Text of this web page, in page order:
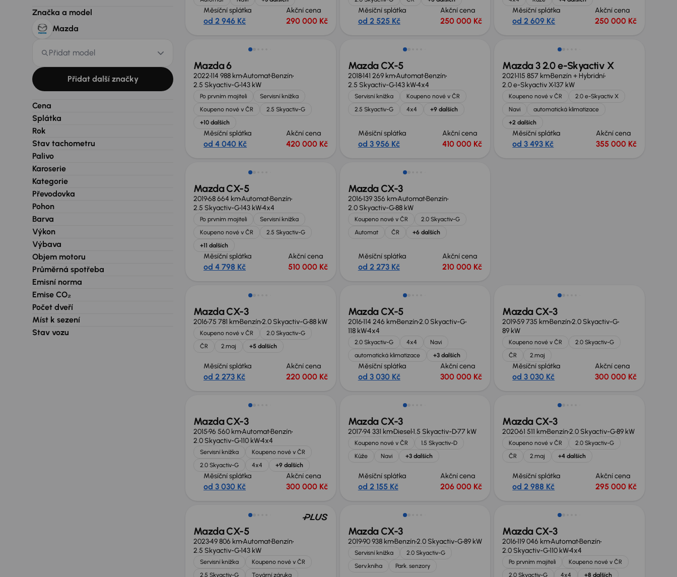
Značka a model
Mazda
Přidat model
Přidat další značky
Cena
Splátka
Rok
Stav tachometru
Palivo
Karoserie
Kategorie
Převodovka
Pohon
Barva
Výkon
Výbava
Objem motoru
Průměrná spotřeba
Emisní norma
Emise CO₂
Počet dveří
Míst k sezení
Stav vozu
Měsíční splátka
od 2 946 Kč
Akční cena
290 000 Kč
Měsíční splátka
od 2 525 Kč
Akční cena
250 000 Kč
Měsíční splátka
od 2 609 Kč
Akční cena
250 000 Kč
Zlevněno o 10 000 Kč
Mazda 6
2022114 988 kmAutomatBenzín
2.5 Skyactiv-G143 kW
Po prvním majiteli
Servisní knížka
Koupeno nové v ČR
2.5 Skyactiv-G
+10 dalších
Měsíční splátka
od 4 040 Kč
Akční cena
420 000 Kč
Mazda CX-5
2018141 269 kmAutomatBenzín
2.5 Skyactiv-G143 kW4x4
Servisní knížka
Koupeno nové v ČR
2.5 Skyactiv-G
4x4 +9 dalších
Měsíční splátka
od 3 956 Kč
Akční cena
410 000 Kč
Zlevněno o 15 000 Kč
Mazda 3 2.0 e-Skyactiv X
2021115 857 kmBenzín + Hybridní
2.0 e-Skyactiv X137 kW
Koupeno nové v ČR
2.0 e-Skyactiv X
Navi
automatická klimatizace
+2 dalších
Měsíční splátka
od 3 493 Kč
Akční cena
355 000 Kč
Zlevněno o 10 000 Kč
Mazda CX-5
201968 664 kmAutomatBenzín
2.5 Skyactiv-G143 kW4x4
Po prvním majiteli
Servisní knížka
Koupeno nové v ČR
2.5 Skyactiv-G
+11 dalších
Měsíční splátka
od 4 798 Kč
Akční cena
510 000 Kč
Zlevněno o 20 000 Kč
Mazda CX-3
2016139 356 kmAutomatBenzín
2.0 Skyactiv-G88 kW
Koupeno nové v ČR
2.0 Skyactiv-G
Automat
ČR +6 dalších
Měsíční splátka
od 2 273 Kč
Akční cena
210 000 Kč
Mazda CX-3
201675 781 kmBenzín2.0 Skyactiv-G88 kW
Koupeno nové v ČR
2.0 Skyactiv-G
ČR
2.maj +5 dalších
Měsíční splátka
od 2 273 Kč
Akční cena
220 000 Kč
Mazda CX-5
2016114 246 kmBenzín2.0 Skyactiv-G
118 kW4x4
2.0 Skyactiv-G 4x4
Navi
automatická klimatizace
+3 dalších
Měsíční splátka
od 3 030 Kč
Akční cena
300 000 Kč
Mazda CX-3
201959 735 kmBenzín2.0 Skyactiv-G
89 kW
Koupeno nové v ČR
2.0 Skyactiv-G
ČR
2.maj
Měsíční splátka
od 3 030 Kč
Akční cena
300 000 Kč
Zlevněno o 20 000 Kč
Mazda CX-3
201596 560 kmAutomatBenzín
2.0 Skyactiv-G110 kW4x4
Servisní knížka
Koupeno nové v ČR
2.0 Skyactiv-G
4x4 +9 dalších
Měsíční splátka
od 3 030 Kč
Akční cena
300 000 Kč
Mazda CX-3
201794 331 kmDiesel1.5 Skyactiv-D77 kW
Koupeno nové v ČR
1.5 Skyactiv-D
Kůže
Navi +3 dalších
Měsíční splátka
od 2 155 Kč
Akční cena
206 000 Kč
Mazda CX-3
202061 511 kmBenzín2.0 Skyactiv-G89 kW
Koupeno nové v ČR
2.0 Skyactiv-G
ČR
2.maj +4 dalších
Měsíční splátka
od 2 988 Kč
Akční cena
295 000 Kč
Zlevněno o 20 000 Kč
Mazda CX-5
202349 806 kmAutomatBenzín
2.5 Skyactiv-G143 kW
Servisní knížka
Koupeno nové v ČR
2.5 Skyactiv-G
Tovární záruka
Mazda CX-3
201990 938 kmBenzín2.0 Skyactiv-G89 kW
Servisní knížka
2.0 Skyactiv-G
Serv.kniha
Park. senzory
Mazda CX-3
2016119 046 kmAutomatBenzín
2.0 Skyactiv-G110 kW4x4
Po prvním majiteli
Koupeno nové v ČR
2.0 Skyactiv-G
4x4 +8 dalších